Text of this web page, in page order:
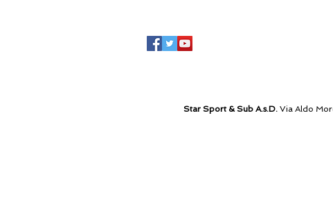
Star Sport & Sub A.s.D. Via Aldo